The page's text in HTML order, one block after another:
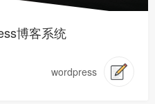
博客系统
wordpress